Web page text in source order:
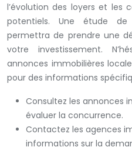
l’évolution des loyers et les
potentiels. Une étude de
permettra de prendre une
votre investissement.
annonces immobilières
pour des informations
Consultez les annonces
évaluer la concurrence.
Contactez les agences
informations sur la